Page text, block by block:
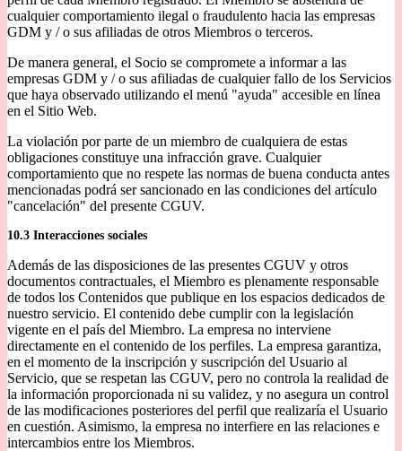
cualquier comportamiento ilegal o fraudulento hacia las empresas
GDM y / o sus afiliadas de otros Miembros o terceros.
De manera general, el Socio se compromete a informar a las
empresas GDM y / o sus afiliadas de cualquier fallo de los Servicios
que haya observado utilizando el menú "ayuda" accesible en línea
en el Sitio Web.
La violación por parte de un miembro de cualquiera de estas
obligaciones constituye una infracción grave. Cualquier
comportamiento que no respete las normas de buena conducta antes
mencionadas podrá ser sancionado en las condiciones del artículo
"cancelación" del presente CGUV.
10.3 Interacciones sociales
Además de las disposiciones de las presentes CGUV y otros
documentos contractuales, el Miembro es plenamente responsable
de todos los Contenidos que publique en los espacios dedicados de
nuestro servicio. El contenido debe cumplir con la legislación
vigente en el país del Miembro. La empresa no interviene
directamente en el contenido de los perfiles. La empresa garantiza,
en el momento de la inscripción y suscripción del Usuario al
Servicio, que se respetan las CGUV, pero no controla la realidad de
la información proporcionada ni su validez, y no asegura un control
de las modificaciones posteriores del perfil que realizaría el Usuario
en cuestión. Asimismo, la empresa no interfiere en las relaciones e
intercambios entre los Miembros.